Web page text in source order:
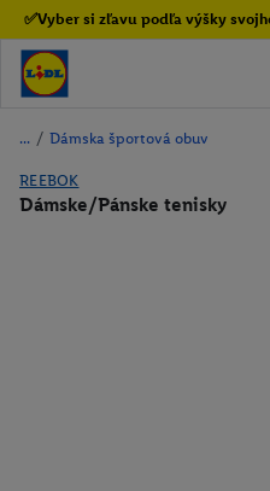
✅Vyber si zľavu podľa výšky
/ Dámska športová obuv
REEBOK
Dámske/Pánske tenisky